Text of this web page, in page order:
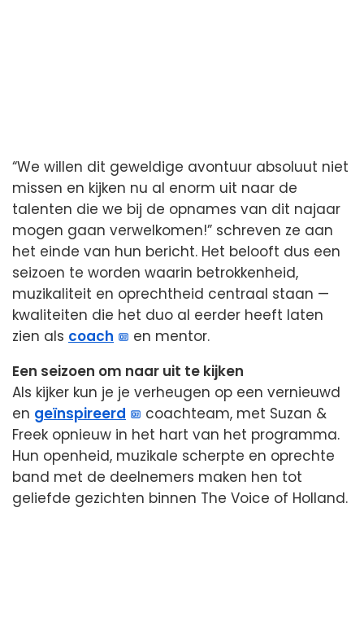
“We willen dit geweldige avontuur absoluut niet
missen en kijken nu al enorm uit naar de
talenten die we bij de opnames van dit najaar
mogen gaan verwelkomen!” schreven ze aan
het einde van hun bericht. Het belooft dus een
seizoen te worden waarin betrokkenheid,
muzikaliteit en oprechtheid centraal staan —
kwaliteiten die het duo al eerder heeft laten
zien als coach
en mentor.
Een seizoen om naar uit te kijken
Als kijker kun je je verheugen op een vernieuwd
en geïnspireerd
coachteam, met Suzan &
Freek opnieuw in het hart van het programma.
Hun openheid, muzikale scherpte en oprechte
band met de deelnemers maken hen tot
geliefde gezichten binnen The Voice of Holland.